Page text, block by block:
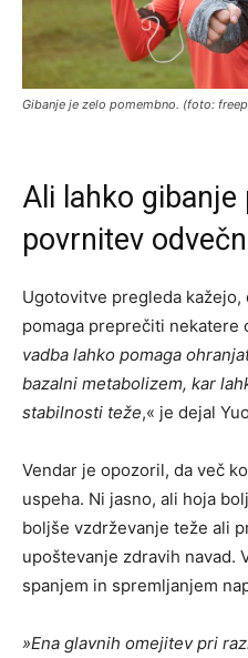
Gibanje je zelo pomembno. (foto:
Ali lahko gibanje
povrnitev
Ugotovitve pregleda
pomaga preprečiti nekatere
vadba lahko pomaga
bazalni metabolizem, kar
stabilnosti teže,« je dejal
Vendar je opozoril, da več
uspeha. Ni jasno, ali hoja
boljše vzdrževanje teže ali
upoštevanje zdravih navad.
spanjem in spremljanjem
»Ena glavnih omejitev pri